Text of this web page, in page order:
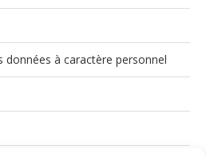
à caractère personnel